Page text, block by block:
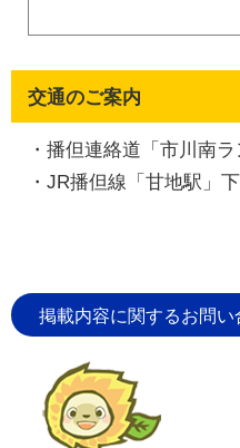
交通のご案内
・播但連絡道「市川南
・JR播但線「甘地駅」
掲載内容に関するお問い